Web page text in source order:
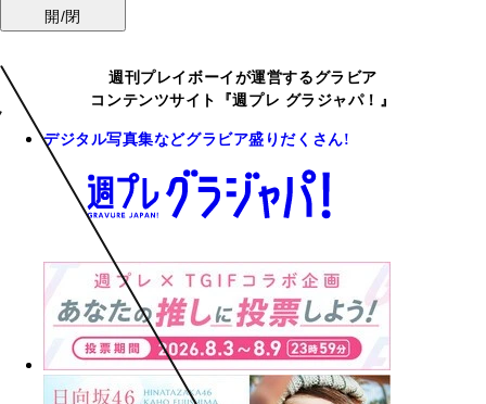
開/閉
週刊プレイボーイが運営するグラビア
コンテンツサイト『週プレ グラジャパ！』
デジタル写真集などグラビア盛りだくさん!